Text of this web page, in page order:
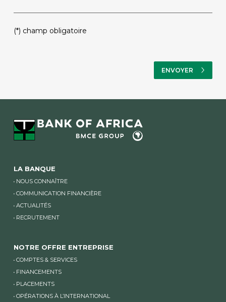
(*) champ obligatoire
LA BANQUE
NOUS CONNAÎTRE
COMMUNICATION FINANCIÈRE
ACTUALITÉS
RECRUTEMENT
NOTRE OFFRE ENTREPRISE
COMPTES & SERVICES
FINANCEMENTS
PLACEMENTS
OPÉRATIONS À L’INTERNATIONAL